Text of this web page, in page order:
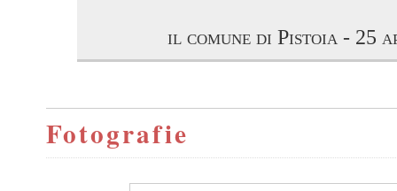
il comune di Pistoia - 25
Fotografie